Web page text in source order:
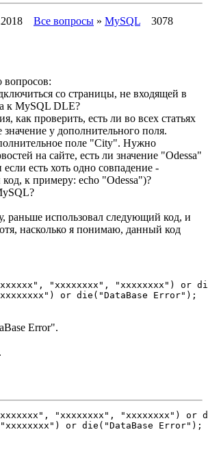
Все вопросы » MySQL
3078
вопросов:
со страницы, не входящей в
к MySQL DLE?
как проверить, есть ли во всех статьях
значение у дополнительного поля.
поле "City". Нужно
на сайте, есть ли значение "Odessa"
есть хоть одно совпадение -
к примеру: echo "Odessa")?
раньше использовал следующий код, и
насколько я понимаю, данный код
"xxxxxxxx", "xxxxxxxx") or
Error".
"xxxxxxxx", "xxxxxxxx") or
or die("DataBase Error");